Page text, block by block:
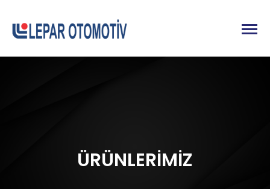
ÜRÜNLERİMİZ